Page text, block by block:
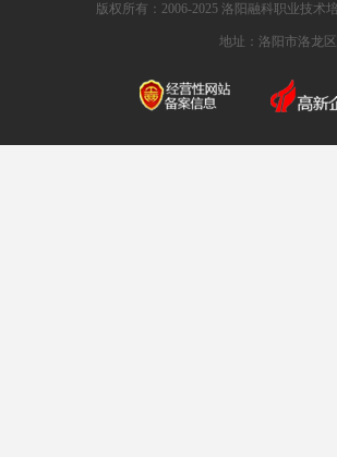
版权所有：2006-2025 洛阳融科职业技术
地址：洛阳市洛龙